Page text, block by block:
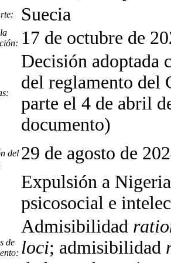
Suecia
17 de octubre de
Decisión adoptada
del reglamento del
parte el 4 de abril
documento)
del 29 de agosto de
Expulsión a
psicosocial e
de
Admisibilidad
loci; admisibilidad